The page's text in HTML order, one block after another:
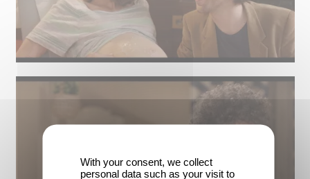
With your consent, we collect
personal data such as your visit to